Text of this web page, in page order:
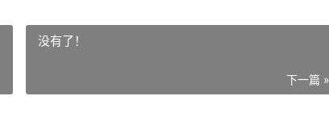
没有了！
下一篇 »